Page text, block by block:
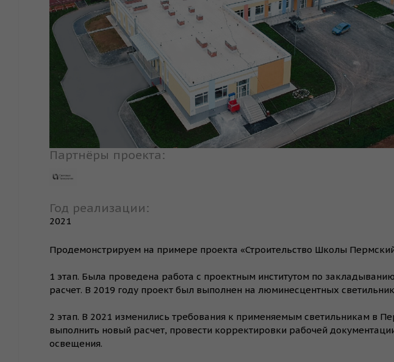
Партнёры проекта:
Год реализации:
2021
Продемонстрируем на примере проекта «Строительство Школы
1 этап. Была проведена работа с проектным институтом по
расчет. В 2019 году проект был выполнен на люминесцентных
2 этап. В 2021 изменились требования к применяемым светильникам в
выполнить новый расчет, провести корректировки рабочей
освещения.